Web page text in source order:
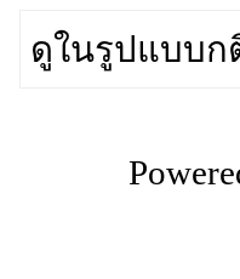
ดูในรูปแบบก